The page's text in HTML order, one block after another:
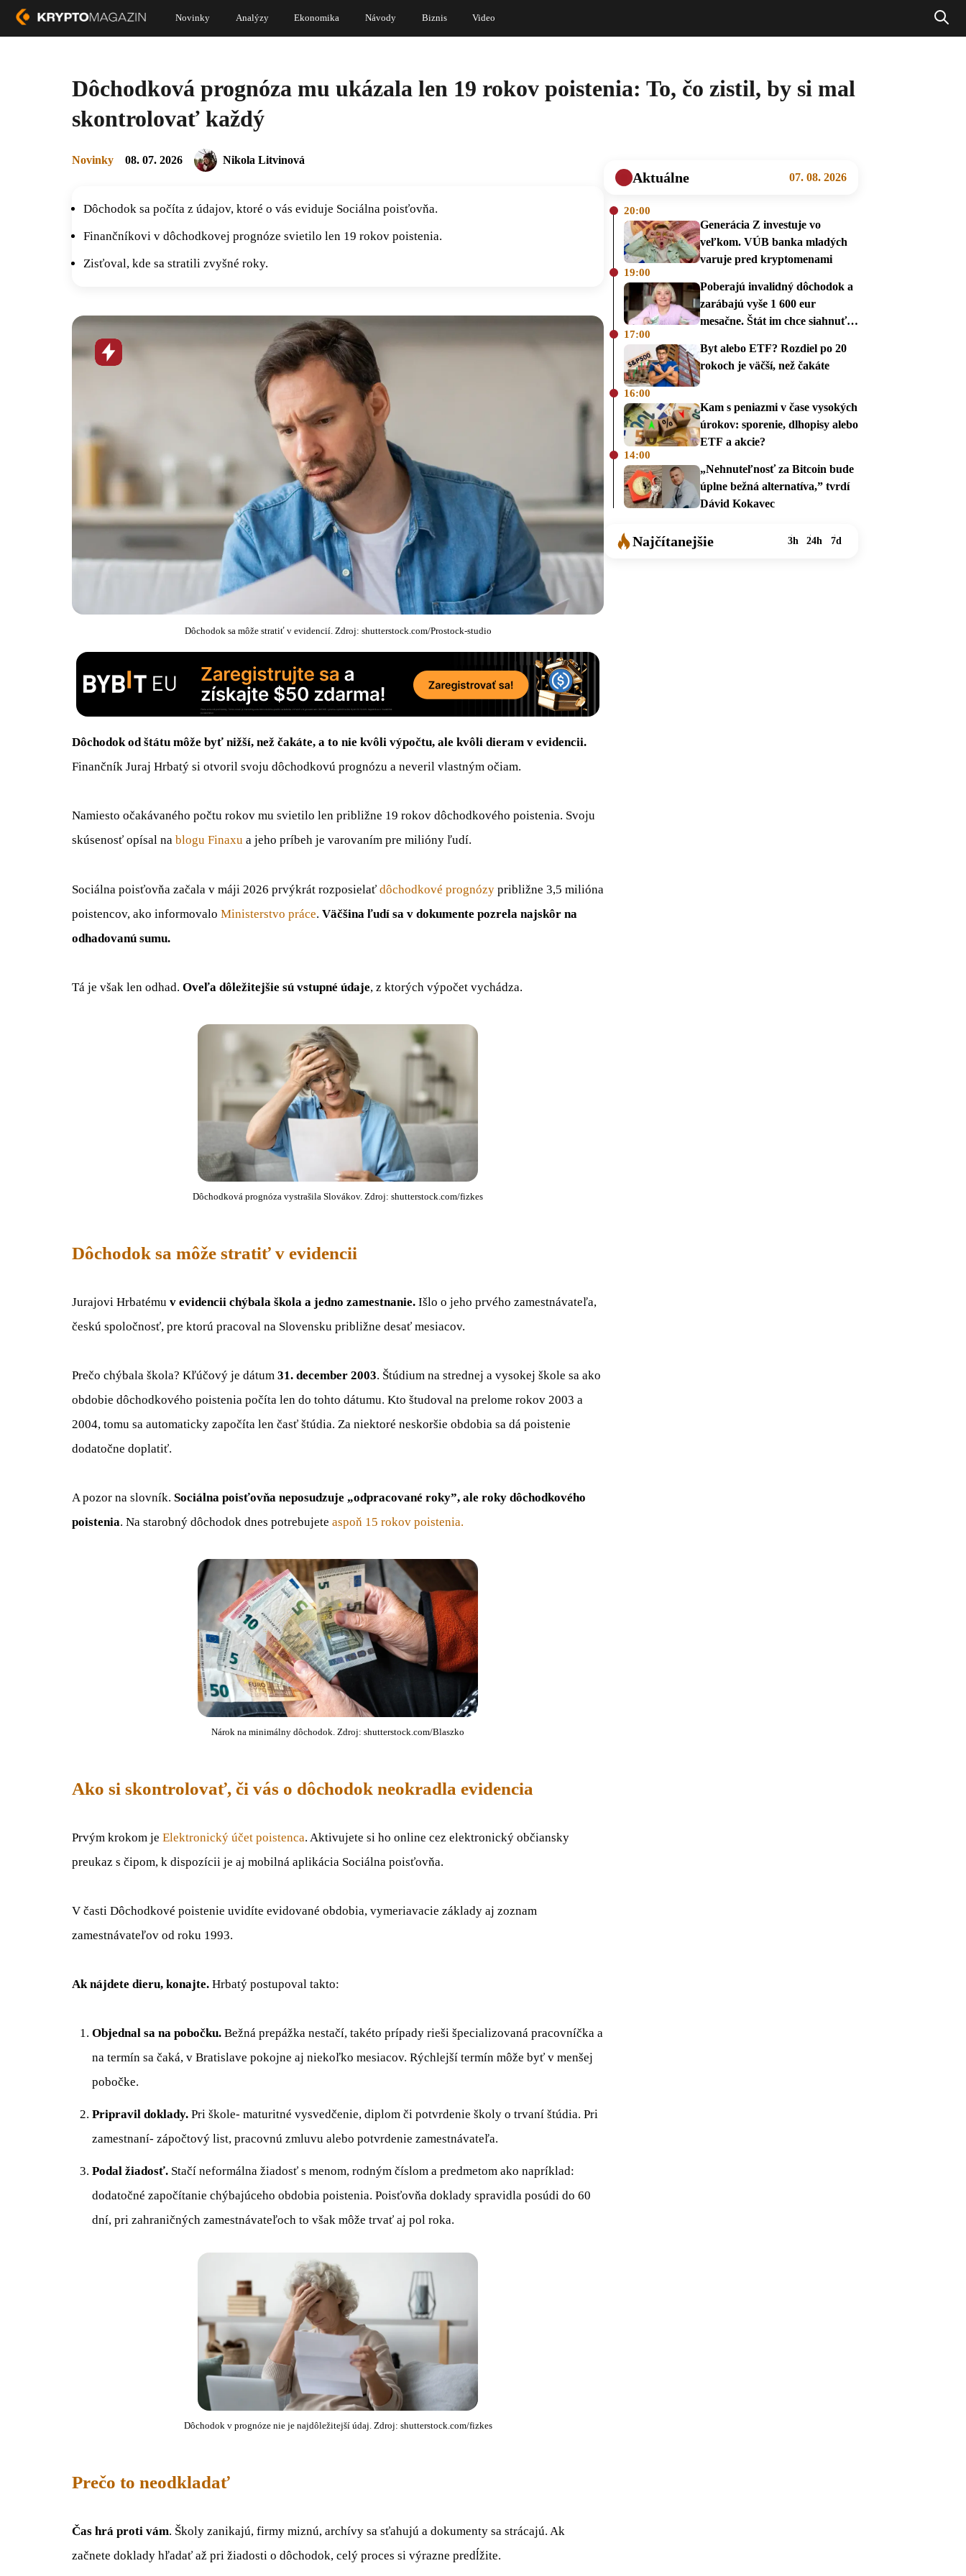
Novinky Analýzy Ekonomika Návody Biznis Video
Dôchodková prognóza mu ukázala len 19 rokov poistenia: To, čo zistil, by si mal
skontrolovať každý
Novinky 08. 07. 2026 Nikola Litvinová
Dôchodok sa počíta z údajov, ktoré o vás eviduje Sociálna poisťovňa.
Finančníkovi v dôchodkovej prognóze svietilo len 19 rokov poistenia.
Zisťoval, kde sa stratili zvyšné roky.
Dôchodok sa môže stratiť v evidencií. Zdroj: shutterstock.com/Prostock-studio
Dôchodok od štátu môže byť nižší, než čakáte, a to nie kvôli výpočtu, ale kvôli dieram v evidencii.
Finančník Juraj Hrbatý si otvoril svoju dôchodkovú prognózu a neveril vlastným očiam.
Namiesto očakávaného počtu rokov mu svietilo len približne 19 rokov dôchodkového poistenia. Svoju
skúsenosť opísal na blogu Finaxu a jeho príbeh je varovaním pre milióny ľudí.
Sociálna poisťovňa začala v máji 2026 prvýkrát rozposielať dôchodkové prognózy približne 3,5 milióna
poistencov, ako informovalo Ministerstvo práce. Väčšina ľudí sa v dokumente pozrela najskôr na
odhadovanú sumu.
Tá je však len odhad. Oveľa dôležitejšie sú vstupné údaje, z ktorých výpočet vychádza.
Dôchodková prognóza vystrašila Slovákov. Zdroj: shutterstock.com/fizkes
Dôchodok sa môže stratiť v evidencii
Jurajovi Hrbatému v evidencii chýbala škola a jedno zamestnanie. Išlo o jeho prvého zamestnávateľa,
českú spoločnosť, pre ktorú pracoval na Slovensku približne desať mesiacov.
Prečo chýbala škola? Kľúčový je dátum 31. december 2003. Štúdium na strednej a vysokej škole sa ako
obdobie dôchodkového poistenia počíta len do tohto dátumu. Kto študoval na prelome rokov 2003 a
2004, tomu sa automaticky započíta len časť štúdia. Za niektoré neskoršie obdobia sa dá poistenie
dodatočne doplatiť.
A pozor na slovník. Sociálna poisťovňa neposudzuje „odpracované roky”, ale roky dôchodkového
poistenia. Na starobný dôchodok dnes potrebujete aspoň 15 rokov poistenia.
Nárok na minimálny dôchodok. Zdroj: shutterstock.com/Blaszko
Ako si skontrolovať, či vás o dôchodok neokradla evidencia
Prvým krokom je Elektronický účet poistenca. Aktivujete si ho online cez elektronický občiansky
preukaz s čipom, k dispozícii je aj mobilná aplikácia Sociálna poisťovňa.
V časti Dôchodkové poistenie uvidíte evidované obdobia, vymeriavacie základy aj zoznam
zamestnávateľov od roku 1993.
Ak nájdete dieru, konajte. Hrbatý postupoval takto:
Objednal sa na pobočku. Bežná prepážka nestačí, takéto prípady rieši špecializovaná pracovníčka a
na termín sa čaká, v Bratislave pokojne aj niekoľko mesiacov. Rýchlejší termín môže byť v menšej
pobočke.
Pripravil doklady. Pri škole- maturitné vysvedčenie, diplom či potvrdenie školy o trvaní štúdia. Pri
zamestnaní- zápočtový list, pracovnú zmluvu alebo potvrdenie zamestnávateľa.
Podal žiadosť. Stačí neformálna žiadosť s menom, rodným číslom a predmetom ako napríklad:
dodatočné započítanie chýbajúceho obdobia poistenia. Poisťovňa doklady spravidla posúdi do 60
dní, pri zahraničných zamestnávateľoch to však môže trvať aj pol roka.
Dôchodok v prognóze nie je najdôležitejší údaj. Zdroj: shutterstock.com/fizkes
Prečo to neodkladať
Čas hrá proti vám. Školy zanikajú, firmy miznú, archívy sa sťahujú a dokumenty sa strácajú. Ak
začnete doklady hľadať až pri žiadosti o dôchodok, celý proces si výrazne predĺžite.
Aktuálne 07. 08. 2026
20:00
Generácia Z investuje vo
veľkom. VÚB banka mladých
varuje pred kryptomenami
19:00
Poberajú invalidný dôchodok a
zarábajú vyše 1 600 eur
mesačne. Štát im chce siahnuť
17:00
Byt alebo ETF? Rozdiel po 20
rokoch je väčší, než čakáte
16:00
Kam s peniazmi v čase vysokých
úrokov: sporenie, dlhopisy alebo
ETF a akcie?
14:00
„Nehnuteľnosť za Bitcoin bude
úplne bežná alternatíva,” tvrdí
Dávid Kokavec
Najčítanejšie 3h 24h 7d